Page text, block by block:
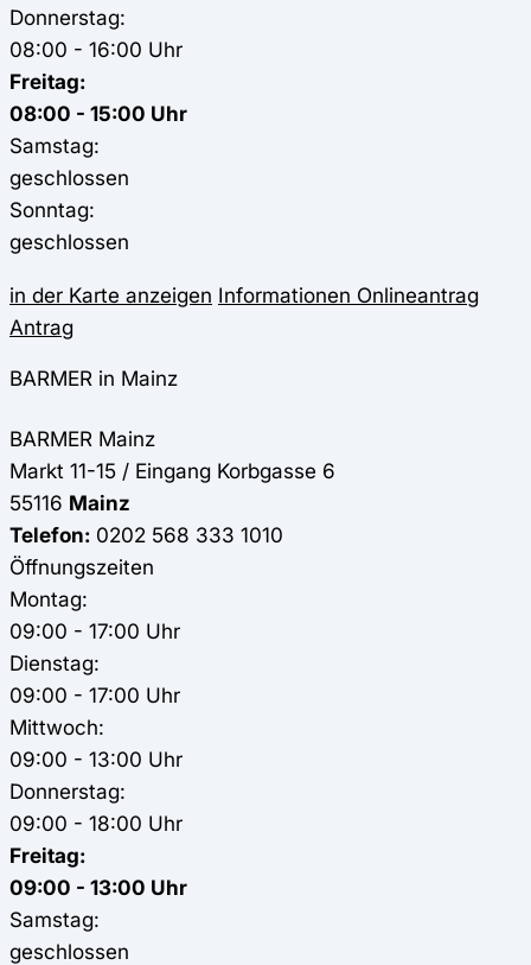
Donnerstag:
08:00 - 16:00 Uhr
Freitag:
08:00 - 15:00 Uhr
Samstag:
geschlossen
Sonntag:
geschlossen
in der Karte anzeigen Informationen Onlineantrag
Antrag
BARMER in Mainz
BARMER Mainz
Markt 11-15 / Eingang Korbgasse 6
55116 Mainz
Telefon: 0202 568 333 1010
Öffnungszeiten
Montag:
09:00 - 17:00 Uhr
Dienstag:
09:00 - 17:00 Uhr
Mittwoch:
09:00 - 13:00 Uhr
Donnerstag:
09:00 - 18:00 Uhr
Freitag:
09:00 - 13:00 Uhr
Samstag:
geschlossen